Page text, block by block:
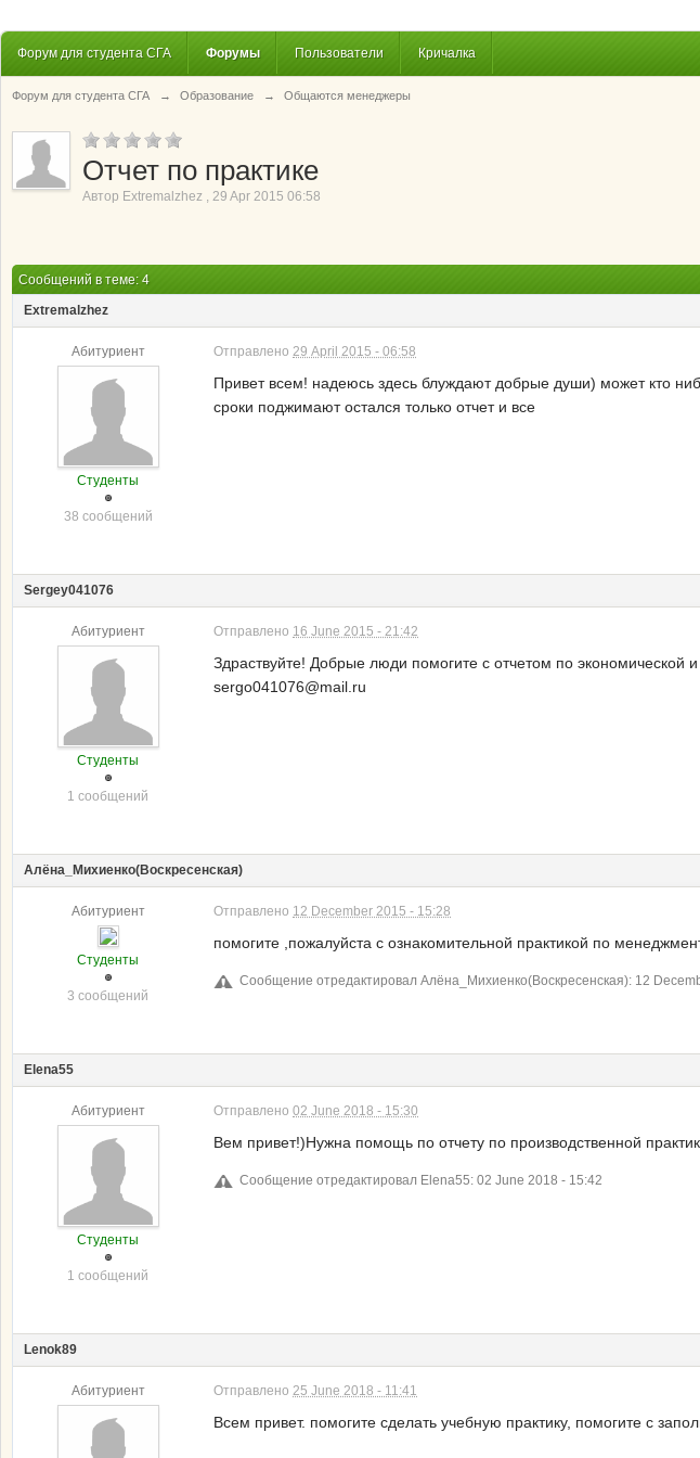
Форум для студента СГА Форумы Пользователи Кричалка
Форум для студента СГА → Образование → Общаются менеджеры
Отчет по практике
Автор Extremalzhez , 29 Apr 2015 06:58
Сообщений в теме: 4
Extremalzhez
Абитуриент
Студенты
38 сообщений
Отправлено 29 April 2015 - 06:58
Привет всем! надеюсь здесь блуждают добрые души) может кто
сроки поджимают остался только отчет и все
Sergey041076
Абитуриент
Студенты
1 сообщений
Отправлено 16 June 2015 - 21:42
Здраствуйте! Добрые люди помогите с отчетом по экономической
sergo041076@mail.ru
Алёна_Михиенко(Воскресенская)
Абитуриент
Студенты
3 сообщений
Отправлено 12 December 2015 - 15:28
помогите ,пожалуйста с ознакомительной практикой по
Сообщение отредактировал Алёна_Михиенко(Воскресенская): 12
Elena55
Абитуриент
Студенты
1 сообщений
Отправлено 02 June 2018 - 15:30
Вем привет!)Нужна помощь по отчету по производственной
Сообщение отредактировал Elena55: 02 June 2018 - 15:42
Lenok89
Абитуриент Отправлено 25 June 2018 - 11:41
Всем привет. помогите сделать учебную практику, помогите с